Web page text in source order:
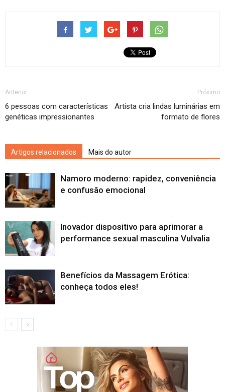
Anterior
6 pessoas com características
genéticas impressionantes
Próximo
Artista cria lindas luminárias em
formato de flores
Artigos relacionados Mais do autor
Namoro moderno: rapidez, conveniência
e confusão emocional
Inovador dispositivo para aprimorar a
performance sexual masculina Vulvalia
Benefícios da Massagem Erótica:
conheça todos eles!